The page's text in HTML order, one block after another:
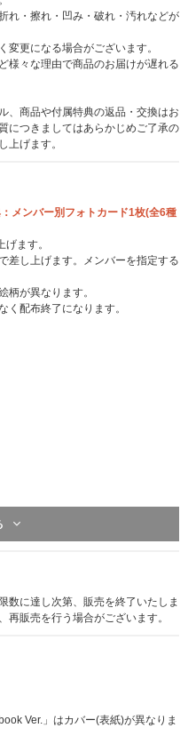
れ・擦れ・凹み・破れ・汚れなどが
更になる場合がございます。
様々な理由で商品のお届けが遅れる
、商品や付属特典の返品・交換はお
につきましてはあらかじめご了承の
上げます。
メンバー別フォトカード1枚(全6種
ます。
差し上げます。メンバーを指定する
が異なります。
配布終了になります。
発表いたします。(2025/11/21更
選用シリアルナンバー特典「オフ
に達し次第、販売を終了いたしま
販売を行う場合がございます。
Ver.」はカバー(表紙)が異なりま